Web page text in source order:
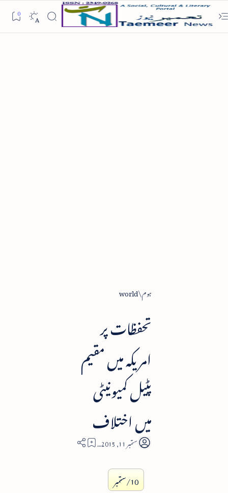
ہوم world
تحفظات پر
امریکہ میں مقیم
پٹیل کمیونیٹی
میں اختلاف
2
10/ستمبر